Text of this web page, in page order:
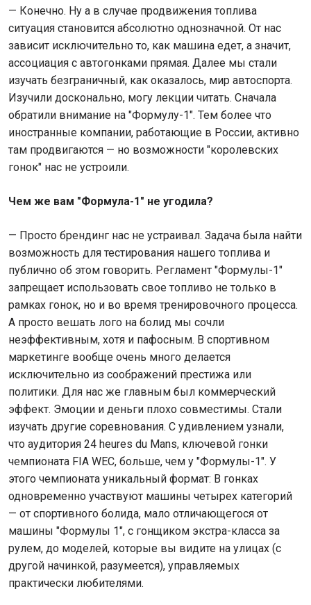
— Конечно. Ну а в случае продвижения топлива
ситуация становится абсолютно однозначной. От нас
зависит исключительно то, как машина едет, а значит,
ассоциация с автогонками прямая. Далее мы стали
изучать безграничный, как оказалось, мир автоспорта.
Изучили досконально, могу лекции читать. Сначала
обратили внимание на "Формулу-1". Тем более что
иностранные компании, работающие в России, активно
там продвигаются — но возможности "королевских
гонок" нас не устроили.
Чем же вам "Формула-1" не угодила?
— Просто брендинг нас не устраивал. Задача была найти
возможность для тестирования нашего топлива и
публично об этом говорить. Регламент "Формулы-1"
запрещает использовать свое топливо не только в
рамках гонок, но и во время тренировочного процесса.
А просто вешать лого на болид мы сочли
неэффективным, хотя и пафосным. В спортивном
маркетинге вообще очень много делается
исключительно из соображений престижа или
политики. Для нас же главным был коммерческий
эффект. Эмоции и деньги плохо совместимы. Стали
изучать другие соревнования. С удивлением узнали,
что аудитория 24 heures du Mans, ключевой гонки
чемпионата FIA WEC, больше, чем у "Формулы-1". У
этого чемпионата уникальный формат: В гонках
одновременно участвуют машины четырех категорий
— от спортивного болида, мало отличающегося от
машины "Формулы 1", с гонщиком экстра-класса за
рулем, до моделей, которые вы видите на улицах (с
другой начинкой, разумеется), управляемых
практически любителями.